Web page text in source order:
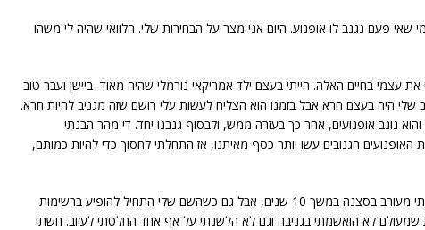
שאי פעם נגנב לו אופנוע. היום אני מצר על הבחירות שלי. הלוואי שהיה לי משהו
עצמי בחיים האלה. הייתי בעצם ילד אמריקאי נורמלי שהיה מאוד ביישן ועבר טוב
היה בעצם חרא אבל בזמנו הוא הצליח לעשות עלי רושם שזה מגניב להיות חרא.
גונב אופנועים, אחר כך בעזרה ממש, ולבסוף גנבנו יחד. די מהר הבנתי
האופנועים הגנובים עשו יותר כסף מאיתנו, אז התחלתי לחסוך כדי להיות כמותם,
לפני שהבנתי איך ומה כבר הייתי מעורב בסצנה במשך 10 שנים, אבל גם כשהשם שלי התחיל להופיע ברשימות
לא הואשמתי בגניבה וגם לא הלשנתי על אף אחד החלטתי לעזוב. חשתי